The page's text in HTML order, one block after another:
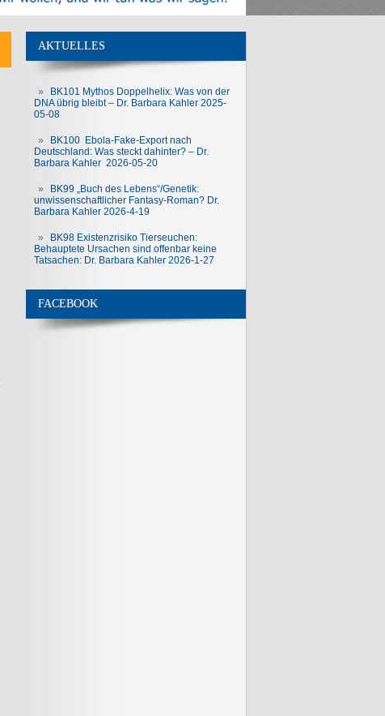
AKTUELLES
BK101 Mythos Doppelhelix: Was von der
DNA übrig bleibt – Dr. Barbara Kahler 2025-
05-08
BK100 Ebola-Fake-Export nach
Deutschland: Was steckt dahinter? – Dr.
Barbara Kahler 2026-05-20
BK99 „Buch des Lebens“/Genetik:
unwissenschaftlicher Fantasy-Roman? Dr.
Barbara Kahler 2026-4-19
BK98 Existenzrisiko Tierseuchen:
Behauptete Ursachen sind offenbar keine
Tatsachen: Dr. Barbara Kahler 2026-1-27
FACEBOOK